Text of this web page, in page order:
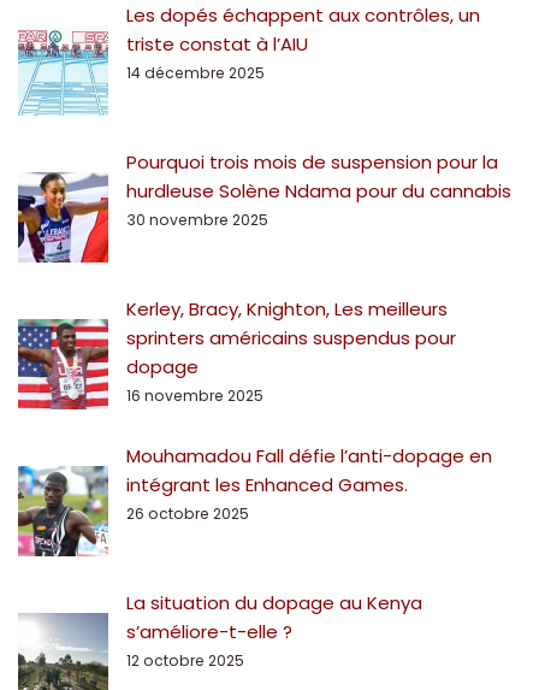
Les dopés échappent aux contrôles, un
triste constat à l’AIU
14 décembre 2025
Pourquoi trois mois de suspension pour la
hurdleuse Solène Ndama pour du cannabis
30 novembre 2025
Kerley, Bracy, Knighton, Les meilleurs
sprinters américains suspendus pour
dopage
16 novembre 2025
Mouhamadou Fall défie l’anti-dopage en
intégrant les Enhanced Games.
26 octobre 2025
La situation du dopage au Kenya
s’améliore-t-elle ?
12 octobre 2025